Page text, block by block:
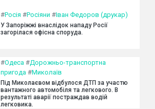
#Росія #Росіяни #Іван Федоров (друкар)
У Запоріжжі внаслідок нападу Росії
загорілася офісна споруда.
#Одеса #Дорожньо-транспортна
пригода #Миколаїв
Під Миколаєвом відбулося ДТП за участю
вантажного автомобіля та легкового. В
результаті аварії постраждав водій
легковика.